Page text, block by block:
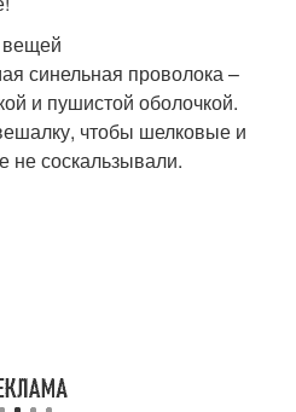
вещей
синельная проволока –
и пушистой оболочкой.
чтобы шелковые и
соскальзывали.